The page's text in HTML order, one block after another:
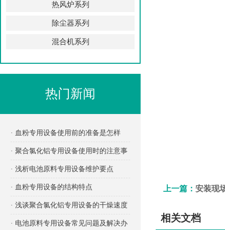
热风炉系列
除尘器系列
混合机系列
热门新闻
· 血粉专用设备使用前的准备是怎样
的？
· 聚合氯化铝专用设备使用时的注意事
项有哪些？
· 浅析电池原料专用设备维护要点
· 血粉专用设备的结构特点
· 浅谈聚合氯化铝专用设备的干燥速度
· 电池原料专用设备常见问题及解决办
上一篇： 安装现
相关文档